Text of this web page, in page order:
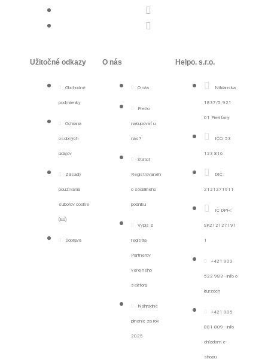
Užitočné odkazy
Obchodné
podmienky
Ochrana
osobných
údajov
Zásady
používania
súborov cookie
(EÚ)
Doprava
O nás
O nás
Prečo
nakupovať u
nás?
Štátút
Registrovanéh
o sociálneho
podniku
Výpis z
registra
Partnerov
verejného
sektora
Náhradné
plnenie za rok
2025
Helpo. s.r.o.
Nitrianska
1837/5, 921
01 Piešťany
IČO: 53
123 816
DIČ:
2121271911
IČ DPH:
SK212127191
1
+421 903
522 983 - info o
kurzoch
+421 905
881 809 - info
ohľadom e-
shopu